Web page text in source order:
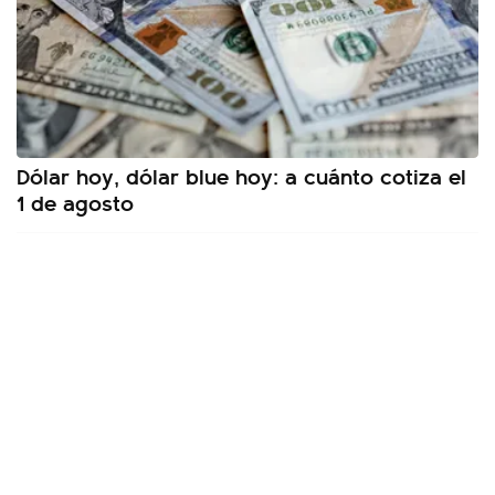
Dólar hoy, dólar blue hoy: a cuánto cotiza el
1 de agosto